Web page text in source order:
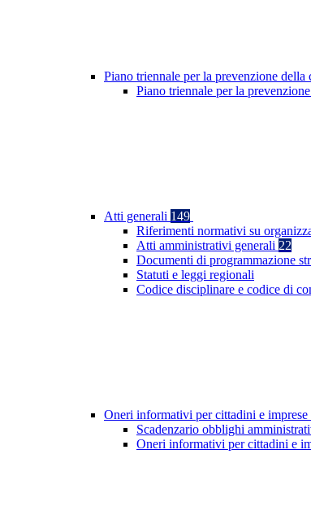
Piano triennale per la prevenzione della
Piano triennale per la
Atti generali 149
Riferimenti normativi su
Atti amministrativi generali 22
Documenti di programmazione
Statuti e leggi regionali
Codice disciplinare e codice di
Oneri informativi per cittadini e imprese
Scadenzario obblighi
Oneri informativi per cittadini e